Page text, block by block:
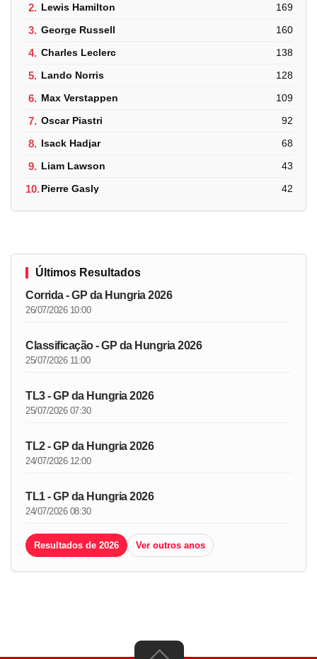
2. Lewis Hamilton 169
3. George Russell 160
4. Charles Leclerc 138
5. Lando Norris 128
6. Max Verstappen 109
7. Oscar Piastri 92
8. Isack Hadjar 68
9. Liam Lawson 43
10.Pierre Gasly 42
Últimos Resultados
Corrida - GP da Hungria 2026
26/07/2026 10:00
Classificação - GP da Hungria 2026
25/07/2026 11:00
TL3 - GP da Hungria 2026
25/07/2026 07:30
TL2 - GP da Hungria 2026
24/07/2026 12:00
TL1 - GP da Hungria 2026
24/07/2026 08:30
Resultados de 2026 Ver outros anos